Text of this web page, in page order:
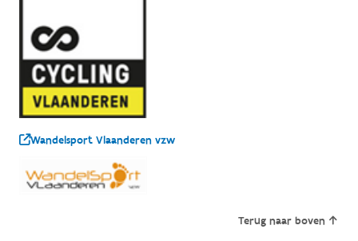
Wandelsport Vlaanderen vzw
Terug naar boven